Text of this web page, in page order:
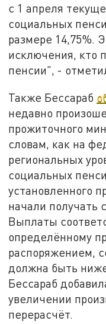
с 1 апреля
социальных
размере 14,75%.
исключения, кто
пенсии", -
Также Бессараб
недавно
прожиточного
словам, как на
региональных
социальных
установленного
начали получать
Выплаты
определённому
распоряжением,
должна быть
Бессараб
увеличении
перерасчёт.